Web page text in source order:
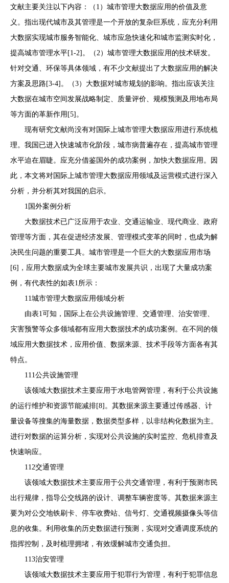
文献主要关注以下内容：（1）城市管理大数据应用的价值及意
义。指出现代城市及其管理是一个开放的复杂巨系统，应充分利用
大数据实现城市服务智能化、城市应急快速化和城市监测实时化，
提高城市管理水平[1-2]。（2）城市管理大数据应用的技术研发。
针对交通、环保等具体领域，有不少文献提出了大数据应用的解决
方案及思路[3-4]。（3）大数据对城市规划的影响。指出应该关注
大数据在城市空间发展战略制定、质量评价、规模预测及用地布局
等方面的革新作用[5]。
现有研究文献尚没有对国际上城市管理大数据应用进行系统梳
理。我国已进入快速城市化阶段，城市病普遍存在，提高城市管理
水平迫在眉睫。应充分借鉴国外的成功案例，加快大数据应用。因
此，本文将对国际上城市管理大数据应用领域及运营模式进行深入
分析，并分析其对我国的启示。
1国外案例分析
大数据技术已广泛应用于农业、交通运输业、现代商业、政府
管理等方面，其在促进经济发展、管理模式变革的同时，也成为解
决民生问题的重要工具。城市管理是一个巨大的大数据应用市场
[6]，应用大数据成为全球主要城市发展共识，出现了大量成功案
例，有代表性的如表1所示：
11城市管理大数据应用领域分析
由表1可知，国际上在公共设施管理、交通管理、治安管理、
灾害预警等众多领域都有应用大数据技术的成功案例。在不同的领
域应用大数据技术，应用价值、数据来源、技术手段等方面各有其
特点。
111公共设施管理
该领域大数据技术主要应用于水电管网管理，有利于公共设施
的运行维护和资源节能减排[8]。其数据来源主要通过传感器、计
量设备等搜集的海量数据，数据类型多样，以非结构化数据为主。
进行对数据的运算分析，实现对公共设施的实时监控、危机排查及
快速响应。
112交通管理
该领域大数据技术主要应用于公共交通管理，有利于预测市民
出行规律，指导公交线路的设计、调整车辆密度等。其数据来源主
要为对公交地铁刷卡、停车收费站、信号灯、交通视频摄像头等信
息的收集。利用收集的历史数据进行预测，实现对交通调度系统的
指挥控制，及时梳理拥堵，有效缓解城市交通负担。
113治安管理
该领域大数据技术主要应用于犯罪行为管理，有利于犯罪信息